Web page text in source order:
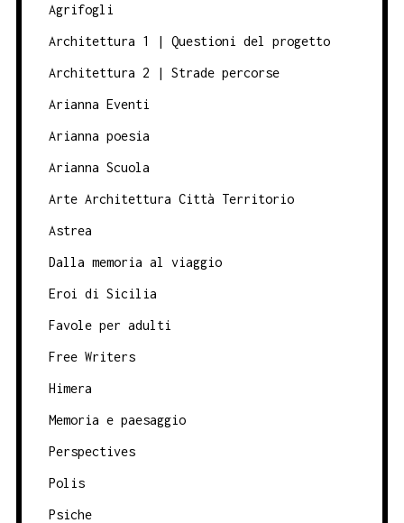
Agrifogli
Architettura 1 | Questioni del progetto
Architettura 2 | Strade percorse
Arianna Eventi
Arianna poesia
Arianna Scuola
Arte Architettura Città Territorio
Astrea
Dalla memoria al viaggio
Eroi di Sicilia
Favole per adulti
Free Writers
Himera
Memoria e paesaggio
Perspectives
Polis
Psiche